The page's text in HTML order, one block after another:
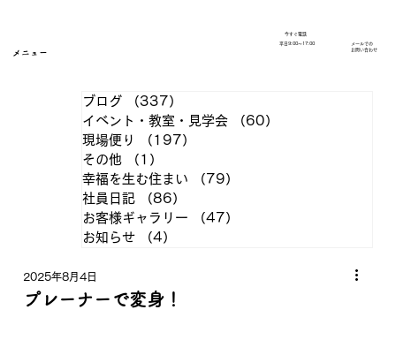
メニュー
今すぐ電話
​平日9:00～17:00
メールでの
​お問い合わせ
ブログ （337）
イベント・教室・見学会
（60）
現場便り
（197）
その他
（1）
幸福を生む住まい
（79）
社員日記
（86）
お客様ギャラリー
（47）
お知らせ
（4）
プレーナーで変身！
2025年8月4日